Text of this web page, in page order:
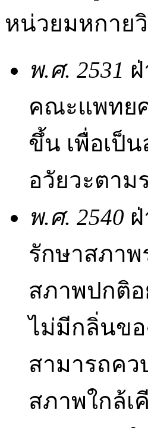
หน่วยมหกาย
พ.ศ. 2531
คณะแพทย
ขึ้น เพื่อเป็
อวัยวะตา
พ.ศ. 2540
รักษาสภาพ
สภาพปกติ
ไม่มีกลิ่นขอ
สามารถคว
สภาพใกล้